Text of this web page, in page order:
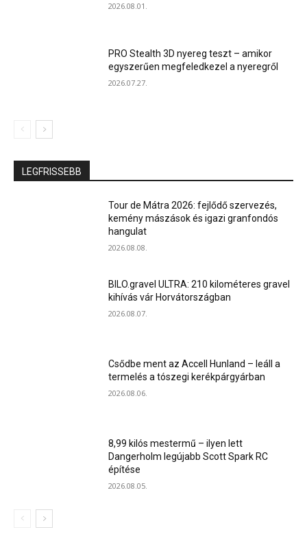
2026.08.01.
PRO Stealth 3D nyereg teszt – amikor
egyszerűen megfeledkezel a nyeregről
2026.07.27.
LEGFRISSEBB
Tour de Mátra 2026: fejlődő szervezés,
kemény mászások és igazi granfondós
hangulat
2026.08.08.
BILO.gravel ULTRA: 210 kilométeres gravel
kihívás vár Horvátországban
2026.08.07.
Csődbe ment az Accell Hunland – leáll a
termelés a tószegi kerékpárgyárban
2026.08.06.
8,99 kilós mestermű – ilyen lett
Dangerholm legújabb Scott Spark RC
építése
2026.08.05.